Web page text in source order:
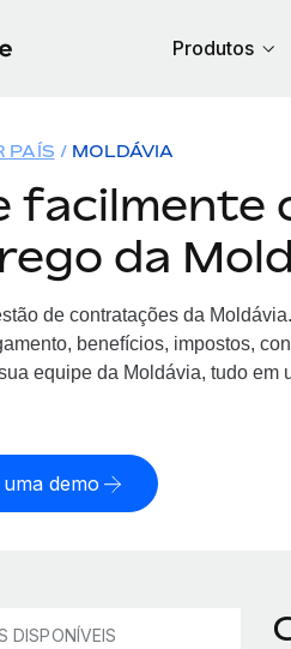
Produtos
PAÍS MOLDÁVIA
facilmente
da
de contratações da
benefícios, impostos,
equipe da Moldávia, tudo em
demo
DISPONÍVEIS